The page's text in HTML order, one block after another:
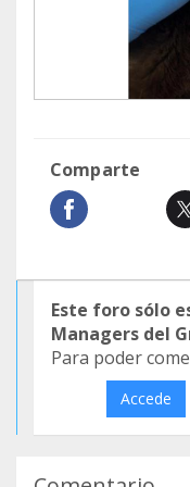
Comparte
Este foro sólo
Managers del
Para poder
Accede